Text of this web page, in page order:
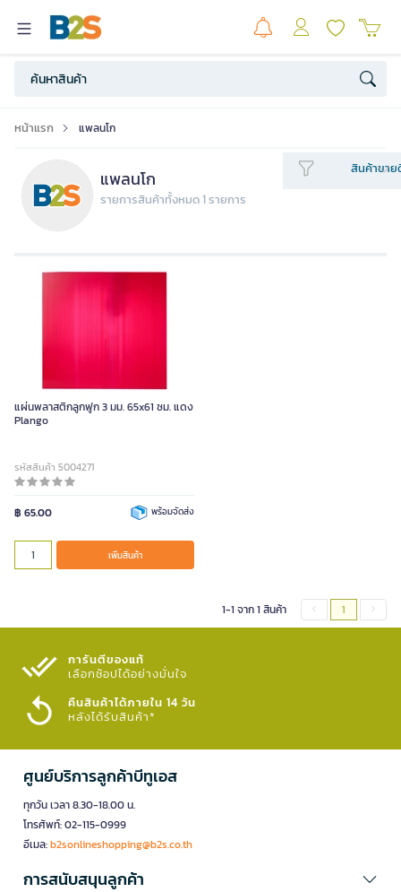
หน้าแรก แพลนโก
แพลนโก
รายการสินค้าทั้งหมด 1 รายการ
สินค้าขาย
แผ่นพลาสติกลูกฟูก 3 มม. 65x61 ซม. แดง
Plango
รหัสสินค้า 5004271
฿ 65.00 พร้อมจัดส่ง
เพิ่มสินค้า
1-1 จาก 1 สินค้า 1
การันตีของแท้
เลือกช้อปได้อย่างมั่นใจ​
คืนสินค้าได้ภายใน 14 วัน
หลังได้รับสินค้า*
ศูนย์บริการลูกค้าบีทูเอส
ทุกวัน เวลา 8.30-18.00 น.
โทรศัพท์: 02-115-0999
อีเมล:b2sonlineshopping@b2s.co.th
การสนับสนุนลูกค้า